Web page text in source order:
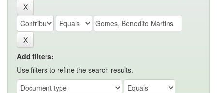
Add filters:
Use filters to refine the search results.